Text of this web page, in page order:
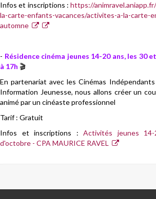
Infos et inscriptions : https://
la-carte-enfants-vacances/activites-a-la-carte-
automne
- Résidence cinéma jeunes 14-20 ans, les 30
à 17h 🎬
En partenariat avec les Cinémas
Information Jeunesse, nous allons créer un
animé par un cinéaste professionnel
Tarif : Gratuit
Infos et inscriptions :Activités jeunes
d'octobre - CPA MAURICE RAVEL